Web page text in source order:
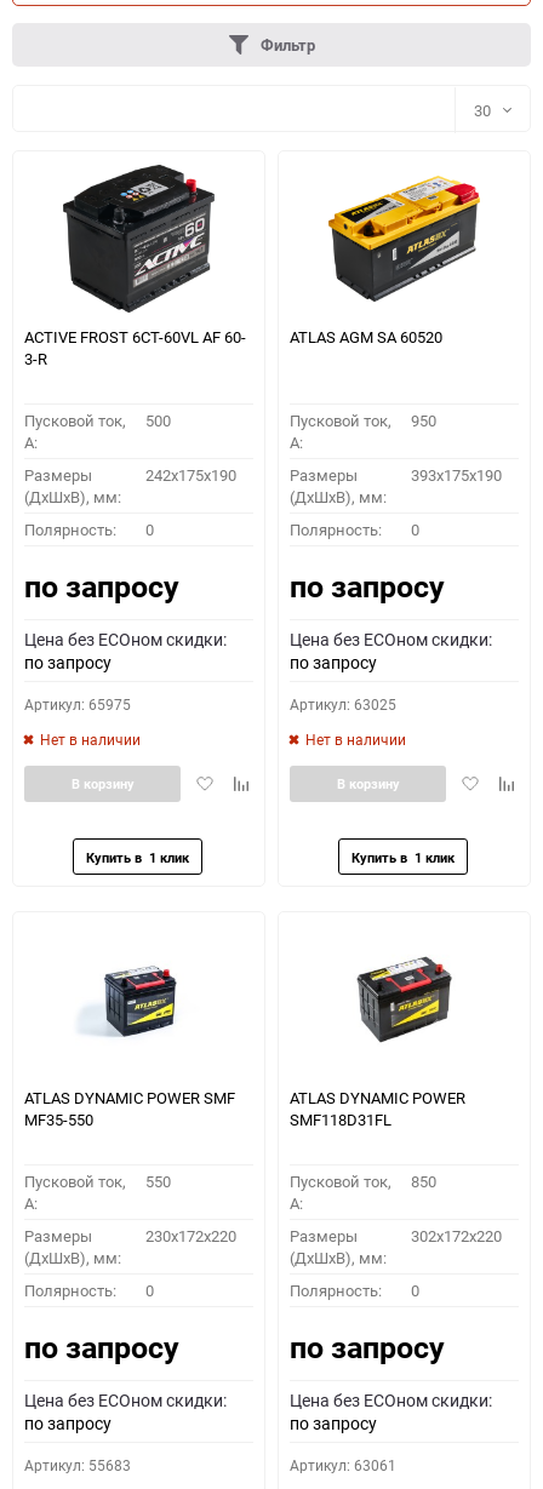
ПОДОБРАТЬ
Как определить полярность?
0 - обратная 1 - прямая 3 - обратная 4 - прямая
Фильтр
30
30
60
ACTIVE FROST 6СТ-60VL АF 60-
3-R
Пусковой ток,
A:
500
Размеры
(ДхШхВ), мм:
242x175x190
Полярность: 0
по запросу
Цена без ECOном скидки:
по запросу
Артикул: 65975
Нет в наличии
ДобавитьДобавить
В корзину
ATLAS AGM SA 60520
Пусковой ток,
A:
950
Размеры
(ДхШхВ), мм:
393x175x190
Полярность: 0
по запросу
Цена без ECOном скидки:
по запросу
Артикул: 63025
Нет в наличии
Добавить
В корзину
ATLAS DYNAMIC POWER SMF
MF35-550
Пусковой ток,
A:
550
Размеры
(ДхШхВ), мм:
230x172x220
Полярность: 0
по запросу
Цена без ECOном скидки:
по запросу
Артикул: 55683
ATLAS DYNAMIC POWER
SMF118D31FL
Пусковой ток,
A:
850
Размеры
(ДхШхВ), мм:
302x172x220
Полярность: 0
по запросу
Цена без ECOном скидки:
по запросу
Артикул: 63061